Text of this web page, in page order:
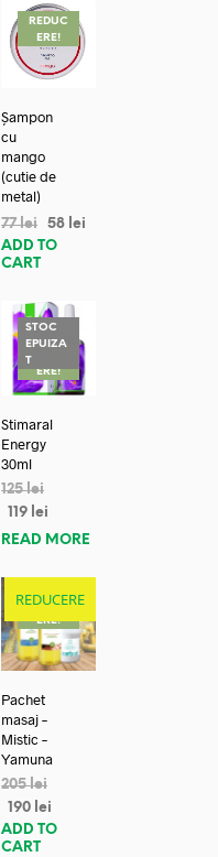
REDUC
ERE!
Șampon
cu
mango
(cutie de
metal)
77lei 58 lei
ADD TO
CART
STOC
EPUIZA
TREDUC
ERE!
Stimaral
Energy
30ml
125lei
119 lei
READ MORE
REDUCERE
REDUC
ERE!
Pachet
masaj –
Mistic –
Yamuna
205lei
190 lei
ADD TO
CART